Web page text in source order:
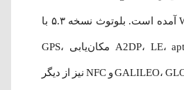
دوبانده، Wi-Fi Direct آمده است. بلوتوث نسخه ۵.۳ با
پشتیبانی از A2DP، LE، aptX HD مکان‌یابی GPS،
GALILEO، GLONASS، QZSS، BDS و NFC نیز از دیگر